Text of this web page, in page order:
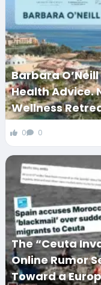
Barbara
Health Advice.
Wellness
0 0
The “Ceuta
Online Rumor
Toward a